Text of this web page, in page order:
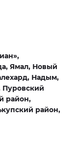
Ямал, Новый
Надым,
Пуровский
район,
район,